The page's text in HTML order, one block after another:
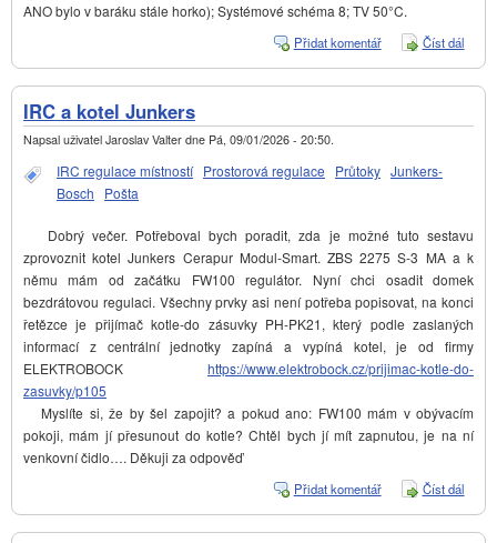
ANO bylo v baráku stále horko); Systémové schéma 8; TV 50°C.
Číst dál
Přidat komentář
IRC a kotel Junkers
Napsal uživatel Jaroslav Valter dne Pá, 09/01/2026 - 20:50.
IRC regulace místností Prostorová regulace Průtoky Junkers-
Bosch
Pošta
Dobrý večer. Potřeboval bych poradit, zda je možné tuto sestavu
zprovoznit kotel Junkers Cerapur Modul-Smart. ZBS 2275 S-3 MA a k
němu mám od začátku FW100 regulátor. Nyní chci osadit domek
bezdrátovou regulaci. Všechny prvky asi není potřeba popisovat, na konci
řetězce je přijímač kotle-do zásuvky PH-PK21, který podle zaslaných
informací z centrální jednotky zapíná a vypíná kotel, je od firmy
ELEKTROBOCK https://www.elektrobock.cz/prijimac-kotle-do-
zasuvky/p105
Myslíte si, že by šel zapojit? a pokud ano: FW100 mám v obývacím
pokoji, mám jí přesunout do kotle? Chtěl bych jí mít zapnutou, je na ní
venkovní čidlo…. Děkuji za odpověď
Číst dál
kotel
Přidat komentář